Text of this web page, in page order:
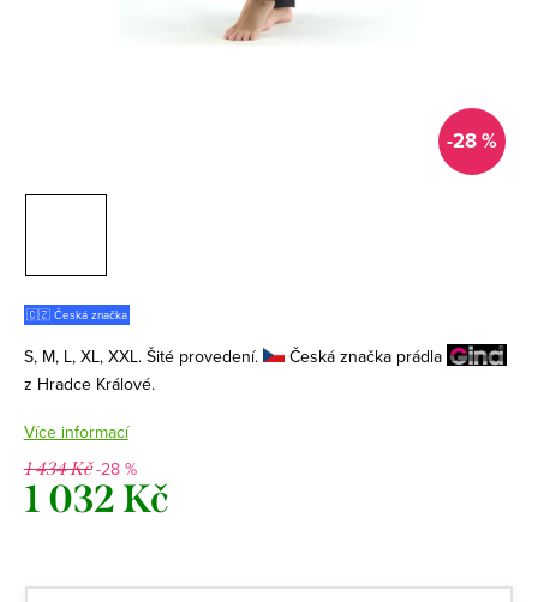
-28 %
🇨🇿 Česká značka
S, M, L, XL, XXL. Šité provedení.
Česká značka prádla
z Hradce Králové.
Více informací
1 434 Kč-28 %
1 032 Kč